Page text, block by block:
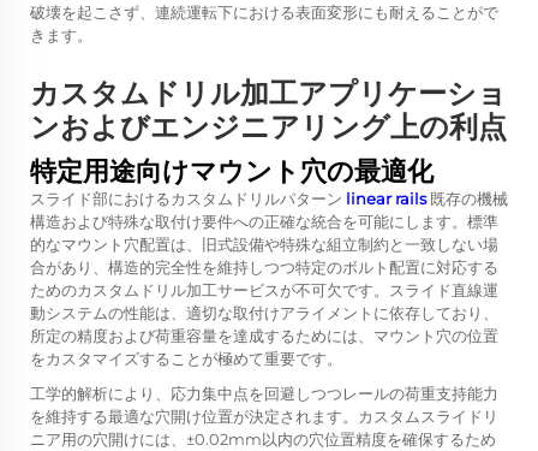
破壊を起こさず、連続運転下における表面変形にも耐えることがで
きます。
カスタムドリル加工アプリケーショ
ンおよびエンジニアリング上の利点
特定用途向けマウント穴の最適化
スライド部におけるカスタムドリルパターン linear rails既存の機械
構造および特殊な取付け要件への正確な統合を可能にします。標準
的なマウント穴配置は、旧式設備や特殊な組立制約と一致しない場
合があり、構造的完全性を維持しつつ特定のボルト配置に対応する
ためのカスタムドリル加工サービスが不可欠です。スライド直線運
動システムの性能は、適切な取付けアライメントに依存しており、
所定の精度および荷重容量を達成するためには、マウント穴の位置
をカスタマイズすることが極めて重要です。
工学的解析により、応力集中点を回避しつつレールの荷重支持能力
を維持する最適な穴開け位置が決定されます。カスタムスライドリ
ニア用の穴開けには、±0.02mm以内の穴位置精度を確保するため